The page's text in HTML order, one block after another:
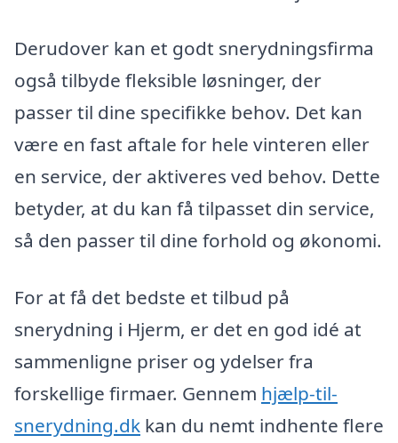
Derudover kan et godt snerydningsfirma
også tilbyde fleksible løsninger, der
passer til dine specifikke behov. Det kan
være en fast aftale for hele vinteren eller
en service, der aktiveres ved behov. Dette
betyder, at du kan få tilpasset din service,
så den passer til dine forhold og økonomi.
For at få det bedste et tilbud på
snerydning i Hjerm, er det en god idé at
sammenligne priser og ydelser fra
forskellige firmaer. Gennem hjælp-til-
snerydning.dk kan du nemt indhente flere